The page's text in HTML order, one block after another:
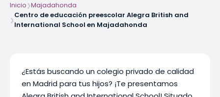
Inicio❯Majadahonda
❯
Centro de educación preescolar Alegra British and
International School en Majadahonda
¿Estás buscando un colegio privado de calidad
en Madrid para tus hijos? ¡Te presentamos